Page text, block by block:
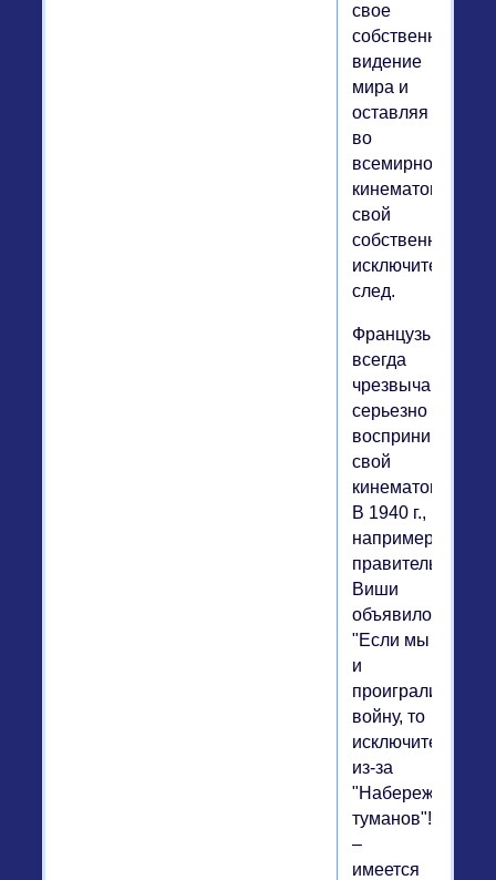
свое
собственное
видение
мира и
оставляя
во
всемирном
кинематографе
свой
собственный,
исключительный
след.
Французы
всегда
чрезвычайно
серьезно
воспринимали
свой
кинематограф.
В 1940 г.,
например,
правительство
Виши
объявило:
"Если мы
и
проиграли
войну, то
исключительно
из-за
"Набережной
туманов"!"
–
имеется